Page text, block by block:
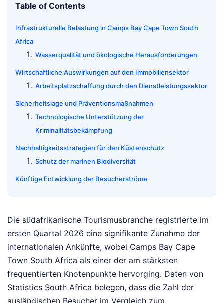
Table of Contents
Infrastrukturelle Belastung in Camps Bay Cape Town South
Africa
Wasserqualität und ökologische Herausforderungen
Wirtschaftliche Auswirkungen auf den Immobiliensektor
Arbeitsplatzschaffung durch den Dienstleistungssektor
Sicherheitslage und Präventionsmaßnahmen
Technologische Unterstützung der
Kriminalitätsbekämpfung
Nachhaltigkeitsstrategien für den Küstenschutz
Schutz der marinen Biodiversität
Künftige Entwicklung der Besucherströme
Die südafrikanische Tourismusbranche registrierte im
ersten Quartal 2026 eine signifikante Zunahme der
internationalen Ankünfte, wobei Camps Bay Cape
Town South Africa als einer der am stärksten
frequentierten Knotenpunkte hervorging. Daten von
Statistics South Africa belegen, dass die Zahl der
ausländischen Besucher im Vergleich zum